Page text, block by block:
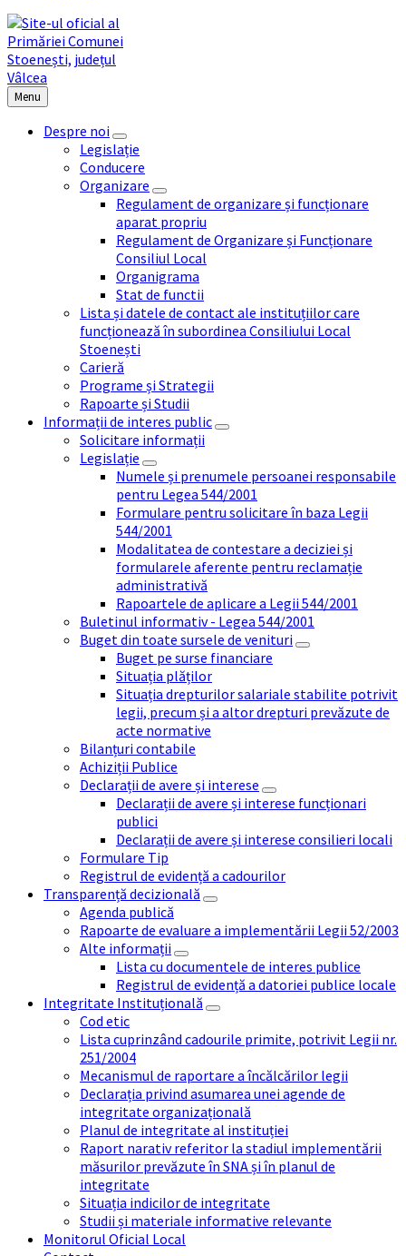
Menu
Despre noi
Legislație
Conducere
Organizare
Regulament de organizare și funcționare
aparat propriu
Regulament de Organizare și Funcționare
Consiliul Local
Organigrama
Stat de functii
Lista și datele de contact ale instituțiilor care
funcționează în subordinea Consiliului Local
Stoenești
Carieră
Programe și Strategii
Rapoarte și Studii
Informații de interes public
Solicitare informații
Legislație
Numele și prenumele persoanei responsabile
pentru Legea 544/2001
Formulare pentru solicitare în baza Legii
544/2001
Modalitatea de contestare a deciziei și
formularele aferente pentru reclamație
administrativă
Rapoartele de aplicare a Legii 544/2001
Buletinul informativ - Legea 544/2001
Buget din toate sursele de venituri
Buget pe surse financiare
Situația plăților
Situația drepturilor salariale stabilite potrivit
legii, precum și a altor drepturi prevăzute de
acte normative
Bilanțuri contabile
Achiziții Publice
Declarații de avere și interese
Declarații de avere și interese funcționari
publici
Declarații de avere și interese consilieri locali
Formulare Tip
Registrul de evidență a cadourilor
Transparență decizională
Agenda publică
Rapoarte de evaluare a implementării Legii 52/2003
Alte informații
Lista cu documentele de interes publice
Registrul de evidență a datoriei publice locale
Integritate Instituțională
Cod etic
Lista cuprinzând cadourile primite, potrivit Legii nr.
251/2004
Mecanismul de raportare a încălcărilor legii
Declarația privind asumarea unei agende de
integritate organizațională
Planul de integritate al instituției
Raport narativ referitor la stadiul implementării
măsurilor prevăzute în SNA și în planul de
integritate
Situația indicilor de integritate
Studii și materiale informative relevante
Monitorul Oficial Local